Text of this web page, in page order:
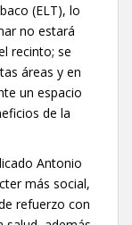
(ELT), lo
no estará
recinto; se
áreas y en
un espacio
de la
Antonio
más social,
refuerzo con